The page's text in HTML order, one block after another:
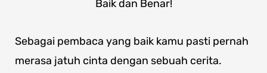
Sebagai pembaca yang baik kamu pasti pernah
merasa jatuh cinta dengan sebuah cerita.